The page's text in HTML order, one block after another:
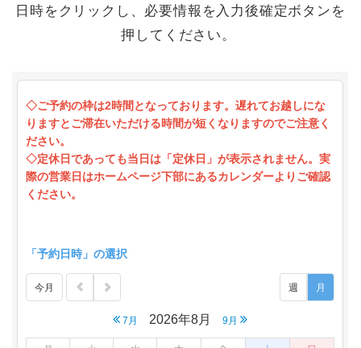
日時をクリックし、必要情報を入力後確定ボタンを
押してください。